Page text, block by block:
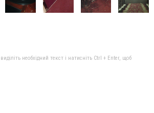
необхідний текст і натисніть Ctrl + Enter, щоб